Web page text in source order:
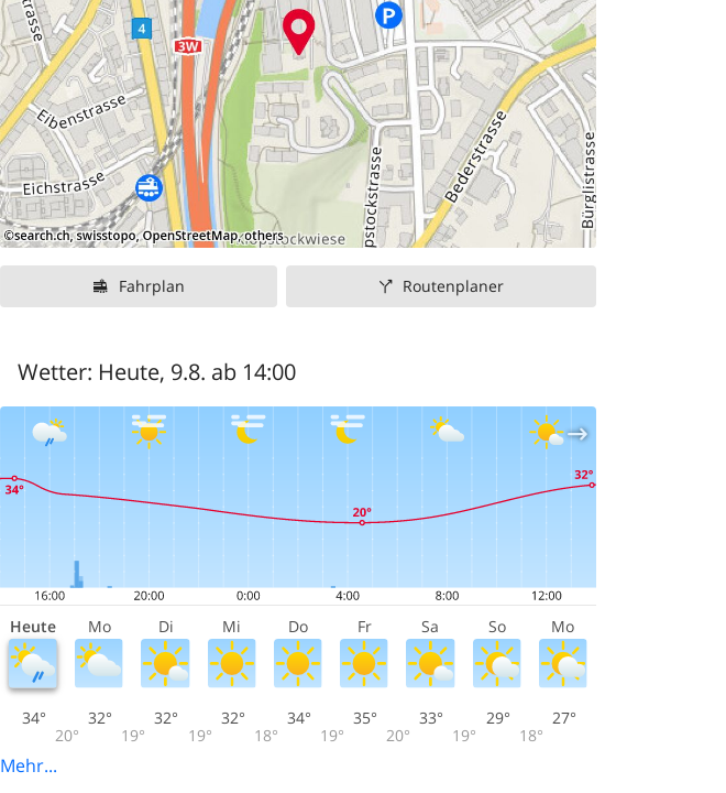
Fahrplan Routenplaner
Wetter: Heute, 9.8. ab 14:00
Heute Mo Di Mi Do Fr Sa So Mo
34°
20°
32°
19°
32°
19°
32°
18°
34°
19°
35°
20°
33°
19°
29°
18°
27°
Mehr...